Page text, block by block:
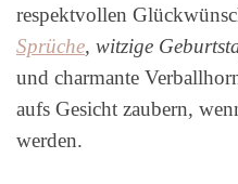
respektvollen
Sprüche, witzige
und charmante
aufs Gesicht zaubern,
werden.